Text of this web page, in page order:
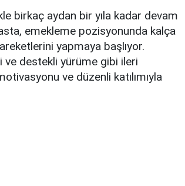
birkaç aydan bir yıla kadar devam
emekleme pozisyonunda kalça
yapmaya başlıyor.
destekli yürüme gibi ileri
ve düzenli katılımıyla